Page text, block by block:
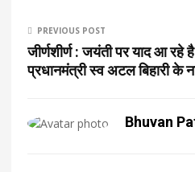
PREVIOUS POST
जीर्णशीर्ण : जयंती पर याद आ रहे है
प्रधानमंत्री स्व अटल बिहारी के
Bhuvan